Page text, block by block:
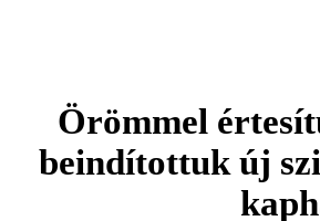
Örömmel
beindítottuk új